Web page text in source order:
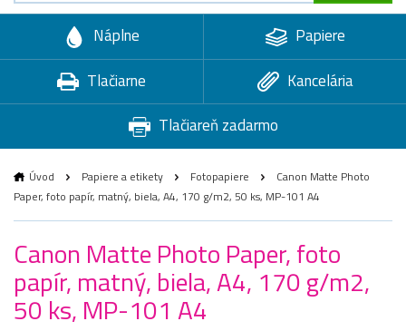
Náplne
Papiere
Tlačiarne
Kancelária
Tlačiareň zadarmo
Úvod Papiere a etikety Fotopapiere
Canon Matte Photo
Paper, foto papír, matný, biela, A4, 170 g/m2, 50 ks, MP-101 A4
Canon Matte Photo Paper, foto
papír, matný, biela, A4, 170 g/m2,
50 ks, MP-101 A4